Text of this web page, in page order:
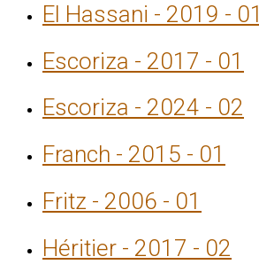
El Hassani - 2019 - 01
Escoriza - 2017 - 01
Escoriza - 2024 - 02
Franch - 2015 - 01
Fritz - 2006 - 01
Héritier - 2017 - 02